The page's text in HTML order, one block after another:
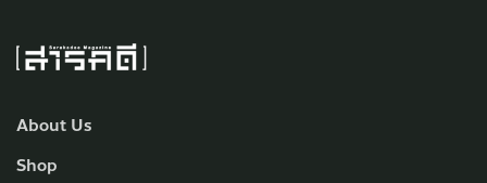
About Us
Shop